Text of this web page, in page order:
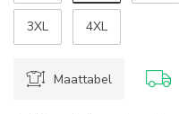
3XL 4XL
Maattabel